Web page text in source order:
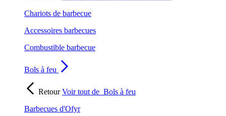
Chariots de barbecue
Accessoires barbecues
Combustible barbecue
Bols à feu
RetourVoir tout de Bols à feu
Barbecues d'Ofyr